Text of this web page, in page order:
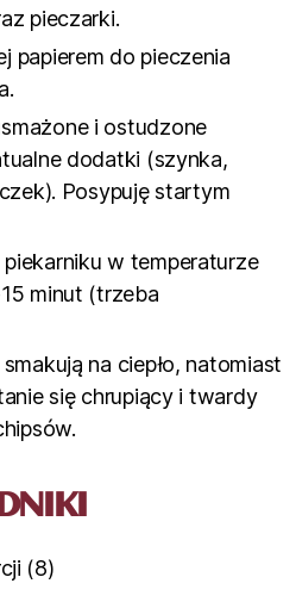
pieczarki.
papierem do pieczenia
i ostudzone
dodatki (szynka,
Posypuję startym
w temperaturze
minut (trzeba
na ciepło, natomiast
się chrupiący i twardy
(8)